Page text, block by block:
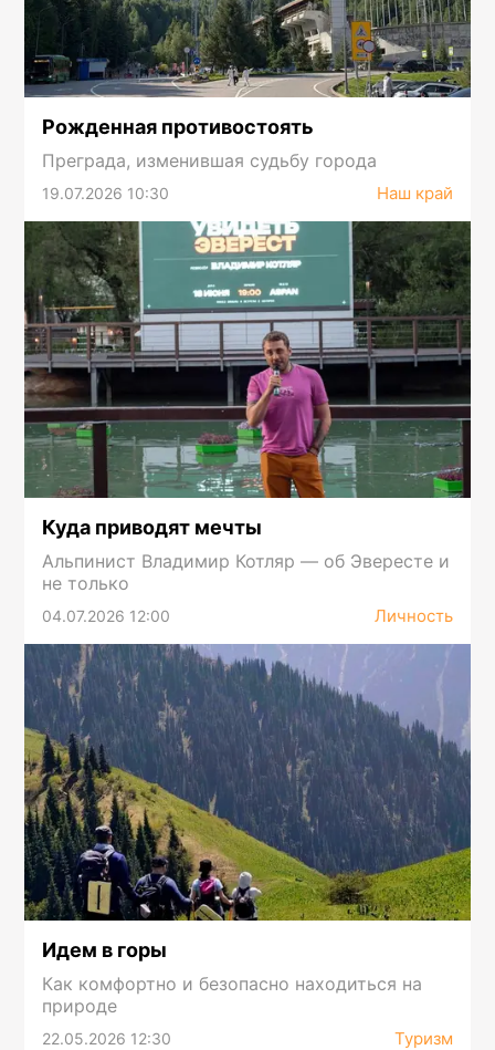
Рожденная противостоять
Преграда, изменившая судьбу города
19.07.2026 10:30 Наш край
Куда приводят мечты
Альпинист Владимир Котляр — об Эвересте и
не только
04.07.2026 12:00 Личность
Идем в горы
Как комфортно и безопасно находиться на
природе
22.05.2026 12:30 Туризм